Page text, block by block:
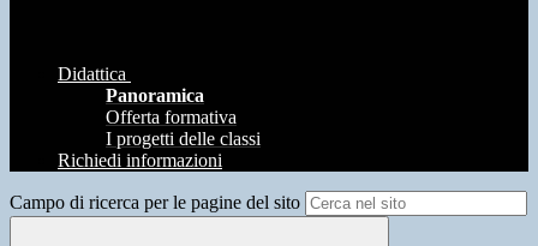
Didattica
Panoramica
Offerta formativa
I progetti delle classi
Richiedi informazioni
Campo di ricerca per le pagine del sito